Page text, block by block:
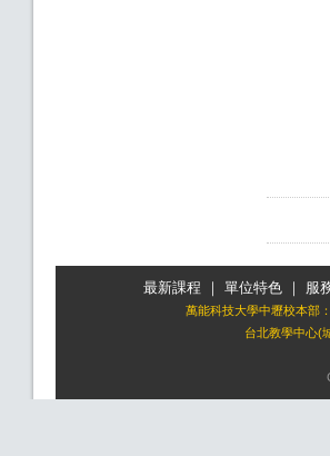
最新課程 ｜ 單位特色 ｜ 服
萬能科技大學中壢校本部
台北教學中心(